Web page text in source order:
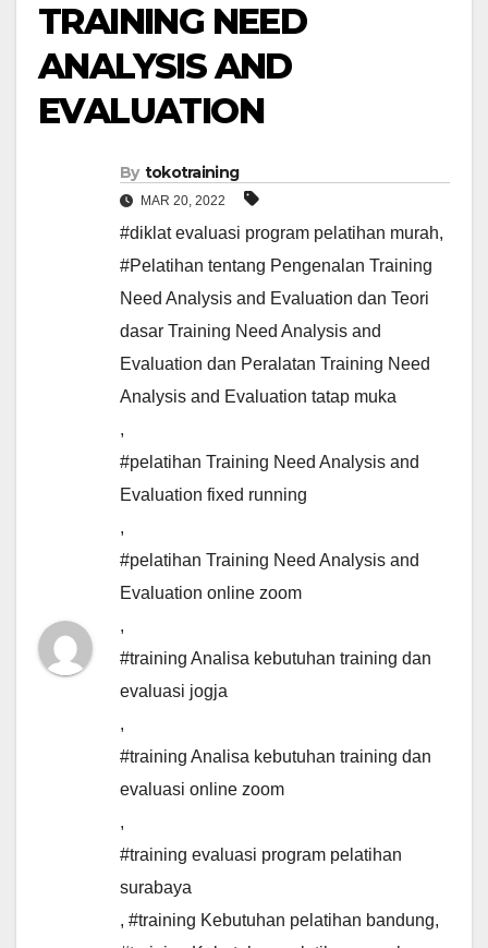
TRAINING NEED
ANALYSIS AND
EVALUATION
By tokotraining
MAR 20, 2022
#diklat evaluasi program pelatihan murah,
#Pelatihan tentang Pengenalan Training
Need Analysis and Evaluation dan Teori
dasar Training Need Analysis and
Evaluation dan Peralatan Training Need
Analysis and Evaluation tatap muka
,
#pelatihan Training Need Analysis and
Evaluation fixed running
,
#pelatihan Training Need Analysis and
Evaluation online zoom
,
#training Analisa kebutuhan training dan
evaluasi jogja
,
#training Analisa kebutuhan training dan
evaluasi online zoom
,
#training evaluasi program pelatihan
surabaya
, #training Kebutuhan pelatihan bandung,